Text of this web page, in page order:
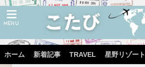
ホーム 新着記事 TRAVEL 星野リゾート
ホーム タグ